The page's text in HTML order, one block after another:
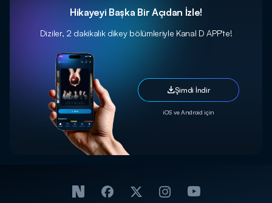
Hikayeyi Başka Bir Açıdan İzle!
Diziler, 2 dakikalık dikey bölümleriyle Kanal D APP'te!
Şimdi İndir
iOS ve Android için